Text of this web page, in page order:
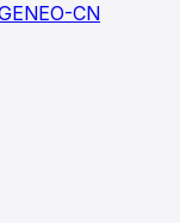
CN